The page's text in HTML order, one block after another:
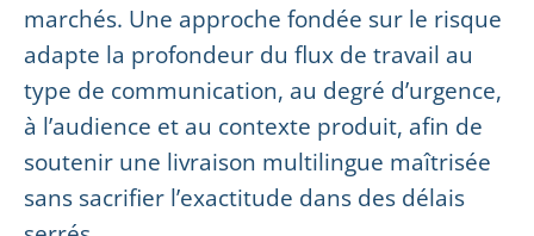
marchés. Une approche fondée sur le risque
adapte la profondeur du flux de travail au
type de communication, au degré d’urgence,
à l’audience et au contexte produit, afin de
soutenir une livraison multilingue maîtrisée
sans sacrifier l’exactitude dans des délais